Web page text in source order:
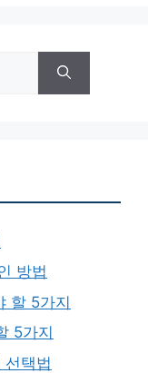
방법
할 5가지
5가지
택법